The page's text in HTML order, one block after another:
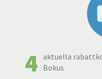
4 aktuella
Bokus